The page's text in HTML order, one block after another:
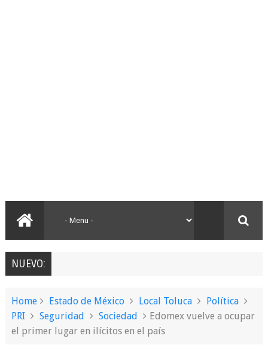
NUEVO:
Home Estado de México Local Toluca
Política
PRI
Seguridad Sociedad
Edomex vuelve a ocupar
el primer lugar en ilícitos en el país